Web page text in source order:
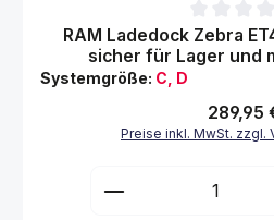
Durchschnittliche Bewertung
RAM Ladedock Zebra
sicher für Lager und
Systemgröße: C, D
Regulärer
289,95
Preise inkl. MwSt. zzgl.
Produkt Anzahl: